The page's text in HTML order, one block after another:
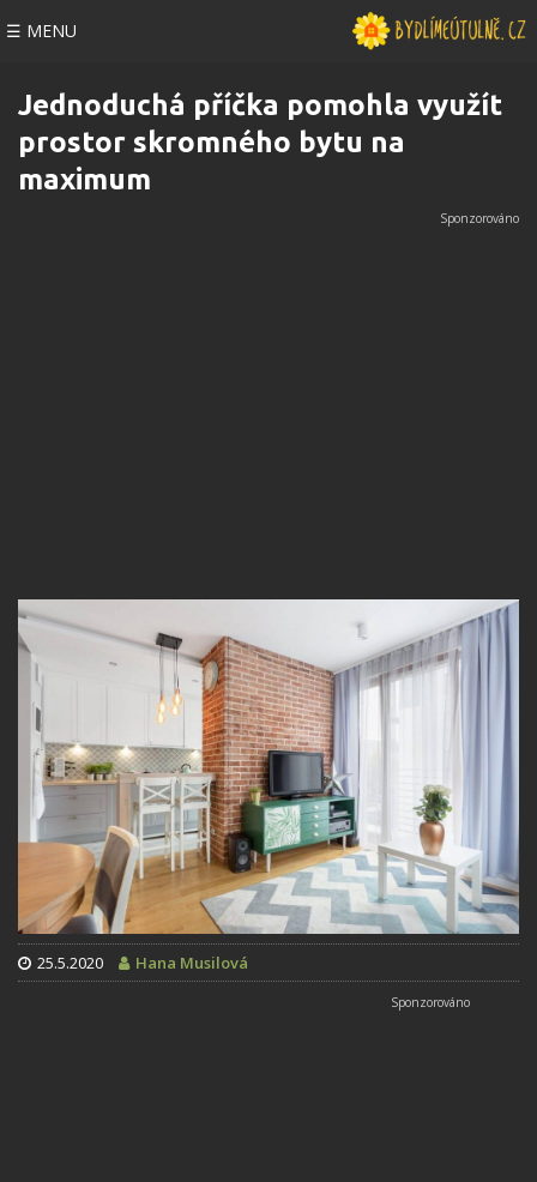
☰ MENU
Jednoduchá příčka pomohla využít
prostor skromného bytu na
maximum
25.5.2020 Hana Musilová